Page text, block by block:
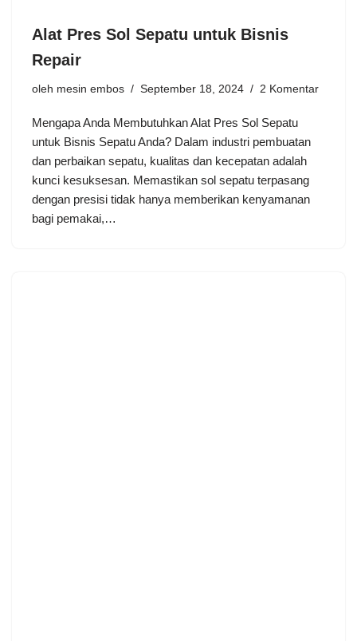
Alat Pres Sol Sepatu untuk Bisnis
Repair
oleh mesin embos September 18, 2024 2 Komentar
Mengapa Anda Membutuhkan Alat Pres Sol Sepatu
untuk Bisnis Sepatu Anda? Dalam industri pembuatan
dan perbaikan sepatu, kualitas dan kecepatan adalah
kunci kesuksesan. Memastikan sol sepatu terpasang
dengan presisi tidak hanya memberikan kenyamanan
bagi pemakai,…